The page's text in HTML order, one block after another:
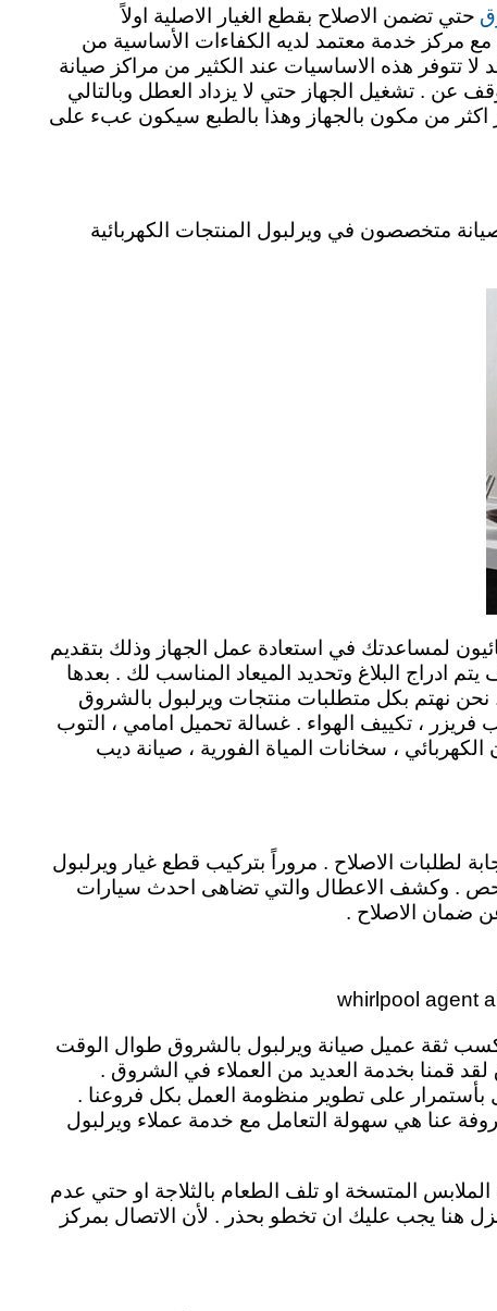
حتي تضمن الاصلاح بقطع الغيار الاصلية اولاً
مع مركز خدمة معتمد لديه الكفاءات الأساسية من
تتوفر هذه الاساسيات عند الكثير من مراكز صيانة
عن . تشغيل الجهاز حتي لا يزداد العطل وبالتالي
اكثر من مكون بالجهاز وهذا بالطبع سيكون عبء على
متخصصون في ويرلبول المنتجات الكهربائية
لمساعدتك في استعادة عمل الجهاز وذلك بتقديم
البلاغ وتحديد الميعاد المناسب لك . بعدها
نهتم بكل متطلبات منتجات ويرلبول بالشروق
فريزر ، تكييف الهواء . غسالة تحميل امامي ، التوب
، سخانات المياة الفورية ، صيانة ديب
لطلبات الاصلاح . مروراً بتركيب قطع غيار ويرلبول
فحص . وكشف الاعطال والتي تضاهى احدث سيارات
ضمان الاصلاح .
كسب ثقة عميل صيانة ويرلبول بالشروق طوال الوقت
قمنا بخدمة العديد من العملاء في الشروق .
بأستمرار على تطوير منظومة العمل بكل فروعنا .
عنا هي سهولة التعامل مع خدمة عملاء ويرلبول
المتسخة او تلف الطعام بالثلاجة او حتي عدم
هنا يجب عليك ان تخطو بحذر . لأن الاتصال بمركز